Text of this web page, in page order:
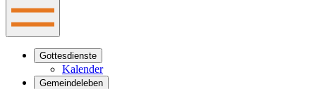
Gottesdienste
Kalender
Gemeindeleben